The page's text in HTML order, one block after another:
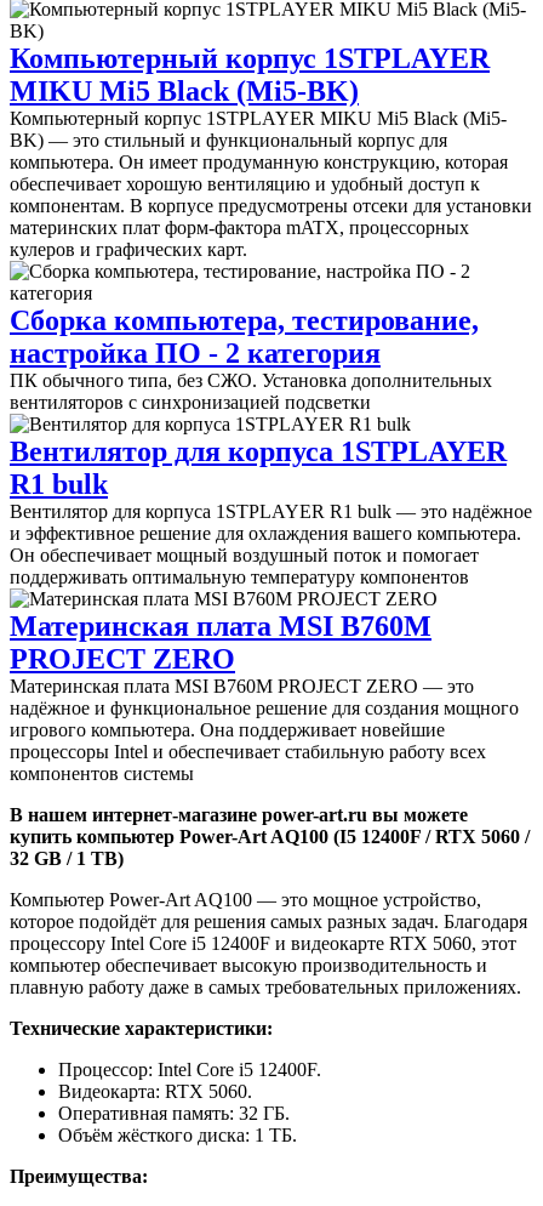
Компьютерный корпус 1STPLAYER
MIKU Mi5 Black (Mi5-BK)
Компьютерный корпус 1STPLAYER MIKU Mi5 Black (Mi5-
BK) — это стильный и функциональный корпус для
компьютера. Он имеет продуманную конструкцию, которая
обеспечивает хорошую вентиляцию и удобный доступ к
компонентам. В корпусе предусмотрены отсеки для установки
материнских плат форм-фактора mATX, процессорных
кулеров и графических карт.
Сборка компьютера, тестирование,
настройка ПО - 2 категория
ПК обычного типа, без СЖО. Установка дополнительных
вентиляторов с синхронизацией подсветки
Вентилятор для корпуса 1STPLAYER
R1 bulk
Вентилятор для корпуса 1STPLAYER R1 bulk — это надёжное
и эффективное решение для охлаждения вашего компьютера.
Он обеспечивает мощный воздушный поток и помогает
поддерживать оптимальную температуру компонентов
Материнская плата MSI B760M
PROJECT ZERO
Материнская плата MSI B760M PROJECT ZERO — это
надёжное и функциональное решение для создания мощного
игрового компьютера. Она поддерживает новейшие
процессоры Intel и обеспечивает стабильную работу всех
компонентов системы
В нашем интернет-магазине power-art.ru вы можете
купить компьютер Power-Art AQ100 (I5 12400F / RTX 5060 /
32 GB / 1 TB)
Компьютер Power-Art AQ100 — это мощное устройство,
которое подойдёт для решения самых разных задач. Благодаря
процессору Intel Core i5 12400F и видеокарте RTX 5060, этот
компьютер обеспечивает высокую производительность и
плавную работу даже в самых требовательных приложениях.
Технические характеристики:
Процессор: Intel Core i5 12400F.
Видеокарта: RTX 5060.
Оперативная память: 32 ГБ.
Объём жёсткого диска: 1 ТБ.
Преимущества: